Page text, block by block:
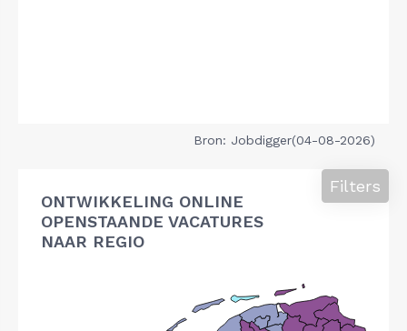
Bron: Jobdigger(04-08-2026)
ONTWIKKELING ONLINE
OPENSTAANDE VACATURES
NAAR REGIO
Filters